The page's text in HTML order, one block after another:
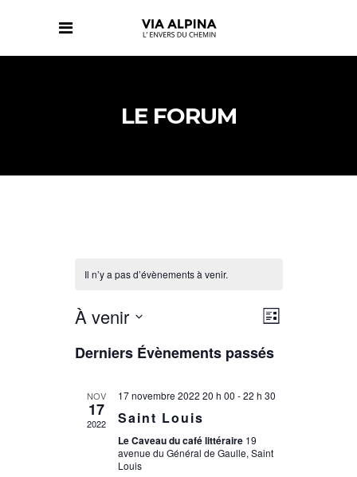
LE FORUM
Il n’y a pas d’évènements à venir.
PAR
DE
ÉVÈNEMENT
Liste
À venir
une
Derniers Évènements passés
NOV
17
2022
17 novembre 2022 20 h 00 -22 h 30
Saint Louis
Le Caveau du café littéraire 19
avenue du Général de Gaulle, Saint
Louis